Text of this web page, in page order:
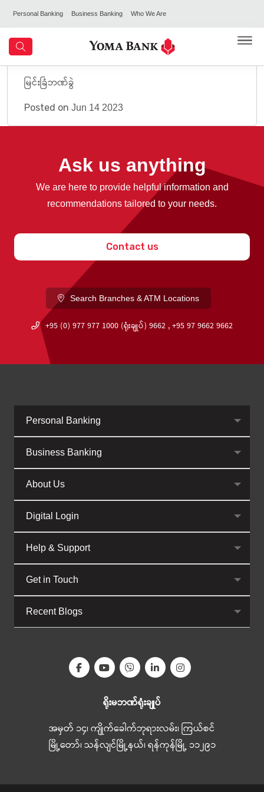
Personal Banking Business Banking Who We Are
မြင်းခြံဘဏ်ခွဲ
Posted on Jun 14 2023
Ask us anything
We are here to provide helpful information and
recommendations tailored to your needs.
Contact us
Search Branches & ATM Locations
+95 (0) 977 977 1000 (ရုံးချုပ်) 9662 , +95 97 9662 9662
Personal Banking
Business Banking
About Us
Digital Login
Help & Support
Get in Touch
Recent Blogs
ရိုးမဘဏ်ရုံးချုပ်
အမှတ် ၁၄၊ ကျိုက်ခေါက်ဘုရားလမ်း၊ ကြယ်စင်
မြို့တော်၊ သန်လျင်မြို့နယ်၊ ရန်ကုန်မြို့ ၁၁၂၉၁